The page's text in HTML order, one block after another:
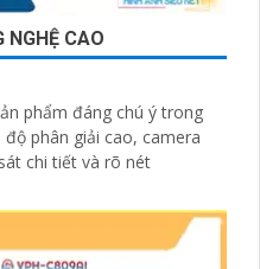
NGHỆ CAO
phẩm đáng chú ý trong
chi tiết và rõ nét